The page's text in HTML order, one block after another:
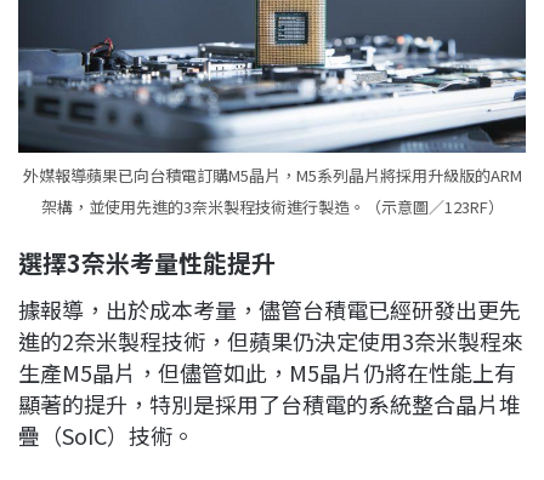
外媒報導蘋果已向台積電訂購M5晶片，M5系列晶片將採用升級版的ARM
架構，並使用先進的3奈米製程技術進行製造。（示意圖／123RF）
選擇3奈米考量性能提升
據報導，出於成本考量，儘管台積電已經研發出更先
進的2奈米製程技術，但蘋果仍決定使用3奈米製程來
生產M5晶片，但儘管如此，M5晶片仍將在性能上有
顯著的提升，特別是採用了台積電的系統整合晶片堆
疊（SoIC）技術。